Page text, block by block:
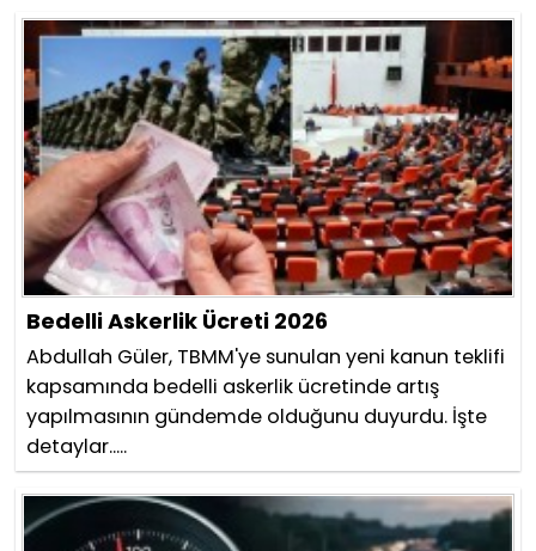
Bedelli Askerlik Ücreti 2026
Abdullah Güler, TBMM'ye sunulan yeni kanun teklifi
kapsamında bedelli askerlik ücretinde artış
yapılmasının gündemde olduğunu duyurdu. İşte
detaylar.....